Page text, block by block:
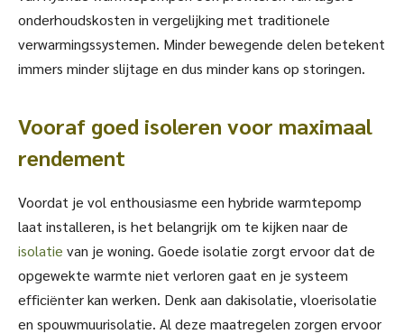
onderhoudskosten in vergelijking met traditionele
verwarmingssystemen. Minder bewegende delen betekent
immers minder slijtage en dus minder kans op storingen.
Vooraf goed isoleren voor maximaal
rendement
Voordat je vol enthousiasme een hybride warmtepomp
laat installeren, is het belangrijk om te kijken naar de
isolatie van je woning. Goede isolatie zorgt ervoor dat de
opgewekte warmte niet verloren gaat en je systeem
efficiënter kan werken. Denk aan dakisolatie, vloerisolatie
en spouwmuurisolatie. Al deze maatregelen zorgen ervoor